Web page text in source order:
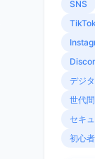
SNS
デジ
世代
セキ
初心